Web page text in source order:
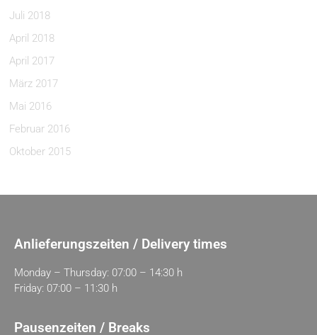
Juli 2018
April 2018
April 2017
März 2017
Mai 2016
Februar 2016
Oktober 2015
Anlieferungszeiten / Delivery times
Monday – Thursday: 07:00 – 14:30 h
Friday: 07:00 – 11:30 h
Pausenzeiten / Breaks